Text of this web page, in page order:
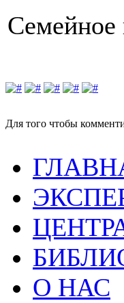
Семейное
Для того чтобы
О НАС